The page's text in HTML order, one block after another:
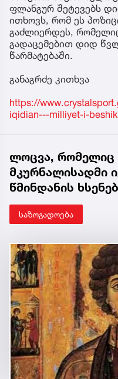
ფლანგურ შეტევებს
ითხოვს, რომ ეს
გაძლიერდეს,
გადაცემებით დიდ
წარმატებაში.
განაგრძე კითხვა
https://
iqidian---milliyet-i-
ლოცვა, რომელიც
მკურნალისადმი
წმინდანის
საზოგადოება